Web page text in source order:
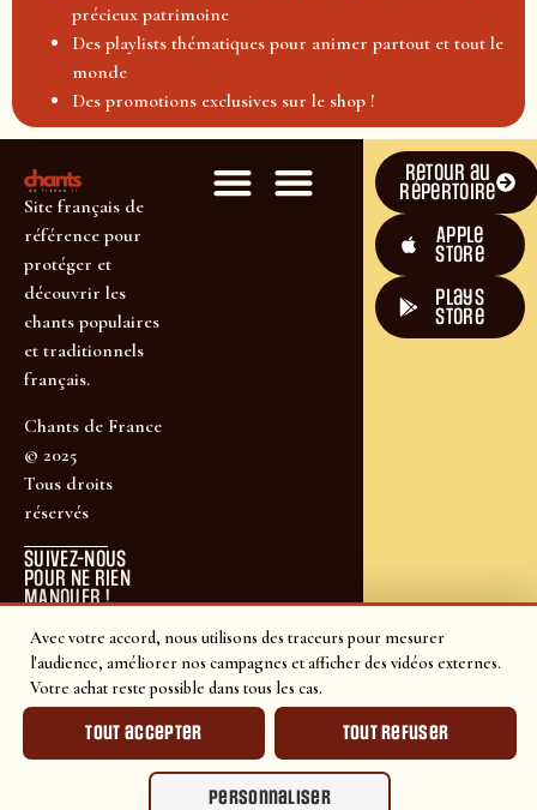
Avec votre accord, nous utilisons des traceurs pour mesurer
l'audience, améliorer nos campagnes et afficher des vidéos externes.
Votre achat reste possible dans tous les cas.
Tout accepter Tout refuser
Personnaliser
précieux patrimoine
Des playlists thématiques pour animer partout et tout le
monde
Des promotions exclusives sur le shop !
Site français de
référence pour
protéger et
découvrir les
chants populaires
et traditionnels
français.
Chants de France
© 2025
Tous droits
réservés
SUIVEZ-NOUS
POUR NE RIEN
MANQUER !
Retour au
répertoire
Apple
Store
plays
store